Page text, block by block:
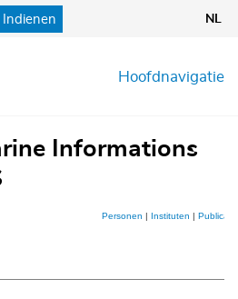
Indienen NL
Hoofdnavigatie
Informations
Personen | Instituten |